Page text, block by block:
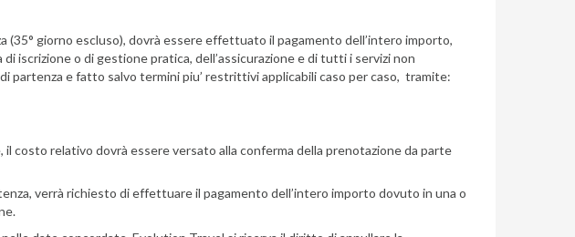
giorno escluso), dovrà essere effettuato il pagamento dell’intero importo,
iscrizione o di gestione pratica, dell’assicurazione e di tutti i servizi non
partenza e fatto salvo termini piu’ restrittivi applicabili caso per caso, tramite:
costo relativo dovrà essere versato alla conferma della prenotazione da parte
verrà richiesto di effettuare il pagamento dell’intero importo dovuto in una o